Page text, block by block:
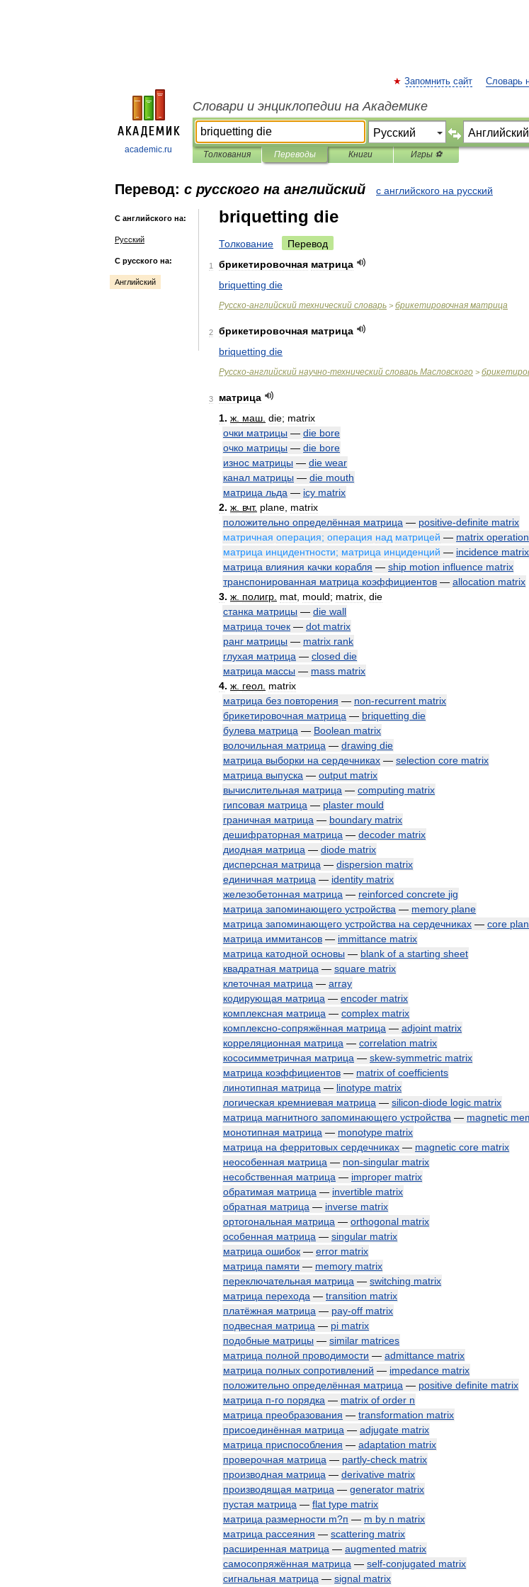
academic.ru
Запомнить сайт Словарь
Словари и энциклопедии на Академике
Толкования Переводы Книги Игры ⚽
Перевод: с русского на английский с английского на русский
С английского на:
Русский
С русского на:
Английский
briquetting die
Толкование Перевод
1 брикетировочная матрица
briquetting die
Русско-английский технический словарь > брикетировочная матрица
2 брикетировочная матрица
briquetting die
Русско-английский научно-технический словарь Масловского >
3
матрица
1. ж маш die; matrix
очки матрицы — die bore
очко матрицы — die bore
износ матрицы — die wear
канал матрицы — die mouth
матрица льда — icy matrix
2. ж вчт. plane matrix
положительно определённая матрица — positive-definite matrix
матричная операция; операция над матрицей — matrix operation
матрица инцидентности; матрица инциденций — incidence matrix
матрица влияния качки корабля — ship motion influence matrix
транспонированная матрица коэффициентов — allocation matrix
3. ж полигр mat mould; matrix die
станка матрицы — die wall
матрица точек — dot matrix
ранг матрицы — matrix rank
глухая матрица — closed die
матрица массы — mass matrix
4. ж геол matrix
матрица без повторения — non-recurrent matrix
брикетировочная матрица — briquetting die
булева матрица — Boolean matrix
волочильная матрица — drawing die
матрица выборки на сердечниках — selection core matrix
матрица выпуска — output matrix
вычислительная матрица — computing matrix
гипсовая матрица — plaster mould
граничная матрица — boundary matrix
дешифраторная матрица — decoder matrix
диодная матрица — diode matrix
дисперсная матрица — dispersion matrix
единичная матрица — identity matrix
железобетонная матрица — reinforced concrete jig
матрица запоминающего устройства — memory plane
матрица запоминающего устройства на сердечниках — core
матрица иммитансов — immittance matrix
матрица катодной основы — blank of a starting sheet
квадратная матрица — square matrix
клеточная матрица — array
кодирующая матрица — encoder matrix
комплексная матрица — complex matrix
комплексно-сопряжённая матрица — adjoint matrix
корреляционная матрица — correlation matrix
кососимметричная матрица — skew-symmetric matrix
матрица коэффициентов — matrix of coefficients
линотипная матрица — linotype matrix
логическая кремниевая матрица — silicon-diode logic matrix
матрица магнитного запоминающего устройства — magnetic
монотипная матрица — monotype matrix
матрица на ферритовых сердечниках — magnetic core matrix
неособенная матрица — non-singular matrix
несобственная матрица — improper matrix
обратимая матрица — invertible matrix
обратная матрица — inverse matrix
ортогональная матрица — orthogonal matrix
особенная матрица — singular matrix
матрица ошибок — error matrix
матрица памяти — memory matrix
переключательная матрица — switching matrix
матрица перехода — transition matrix
платёжная матрица — pay-off matrix
подвесная матрица — pi matrix
подобные матрицы — similar matrices
матрица полной проводимости — admittance matrix
матрица полных сопротивлений — impedance matrix
положительно определённая матрица — positive definite matrix
матрица п-го порядка — matrix of order n
матрица преобразования — transformation matrix
присоединённая матрица — adjugate matrix
матрица приспособления — adaptation matrix
проверочная матрица — partly-check matrix
производная матрица — derivative matrix
производящая матрица — generator matrix
пустая матрица — flat type matrix
матрица размерности m?п — m by n matrix
матрица рассеяния — scattering matrix
расширенная матрица — augmented matrix
самосопряжённая матрица — self-conjugated matrix
сигнальная матрица — signal matrix